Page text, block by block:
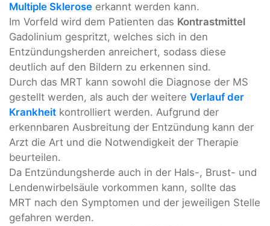
Multiple Sklerose erkannt werden kann.
Im Vorfeld wird dem Patienten das Kontrastmittel
Gadolinium gespritzt, welches sich in den
Entzündungsherden anreichert, sodass diese
deutlich auf den Bildern zu erkennen sind.
Durch das MRT kann sowohl die Diagnose der MS
gestellt werden, als auch der weitere Verlauf der
Krankheit kontrolliert werden. Aufgrund der
erkennbaren Ausbreitung der Entzündung kann der
Arzt die Art und die Notwendigkeit der Therapie
beurteilen.
Da Entzündungsherde auch in der Hals-, Brust- und
Lendenwirbelsäule vorkommen kann, sollte das
MRT nach den Symptomen und der jeweiligen Stelle
gefahren werden.